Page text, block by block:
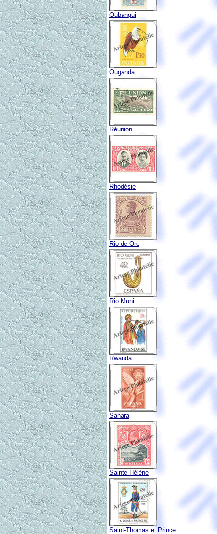
Oubangui
Ouganda
Réunion
Rhodésie
Rio de Oro
Rio Muni
Rwanda
Sahara
Sainte-Hélène
Saint-Thomas et Prince